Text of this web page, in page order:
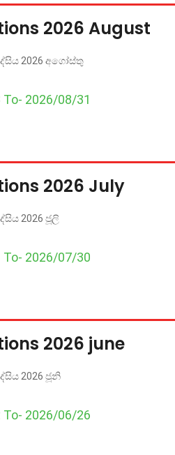
2026 August
2026 අගෝස්තු
2026/08/31
2026 July
2026 ජූලි
2026/07/30
2026 june
2026 ජූනි
2026/06/26